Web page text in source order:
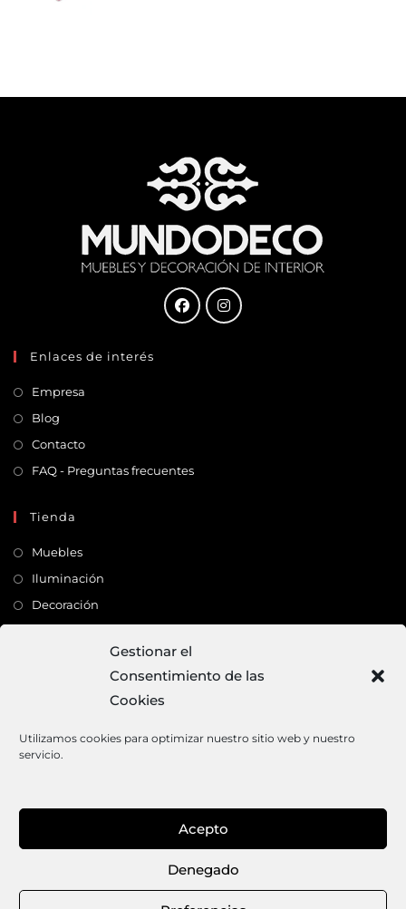
Gestionar el
Consentimiento de las
Cookies
Utilizamos cookies para optimizar nuestro sitio web y nuestro
servicio.
Acepto
Denegado
Enlaces de interés
Empresa
Blog
Contacto
FAQ - Preguntas frecuentes
Tienda
Muebles
Iluminación
Decoración
Tlf: 682 363 503
Email: mundodeco@mundodeco.com
Términos y condiciones de venta